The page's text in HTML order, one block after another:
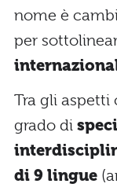
nome è
per
Tra gli aspetti
grado di
di 9 lingue